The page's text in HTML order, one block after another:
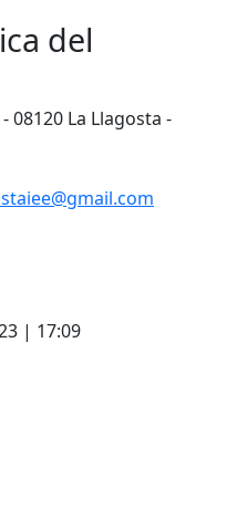
del
08120 La Llagosta -
| 17:09